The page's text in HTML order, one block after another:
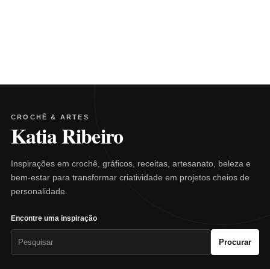
CROCHÊ & ARTES
Katia Ribeiro
Inspirações em crochê, gráficos, receitas, artesanato, beleza e
bem-estar para transformar criatividade em projetos cheios de
personalidade.
Encontre uma inspiração
Procurar